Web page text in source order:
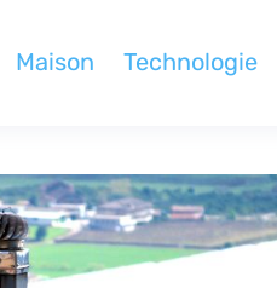
Maison Technologie